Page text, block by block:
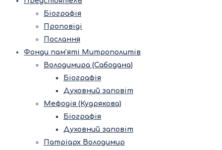
Біографія
Проповіді
Послання
Фонди пам’яті Митрополитів
Володимира (Сабодана)
Біографія
Духовний заповіт
Мефодія (Кудрякова)
Біографія
Духовний заповіт
Патріарх Володимир